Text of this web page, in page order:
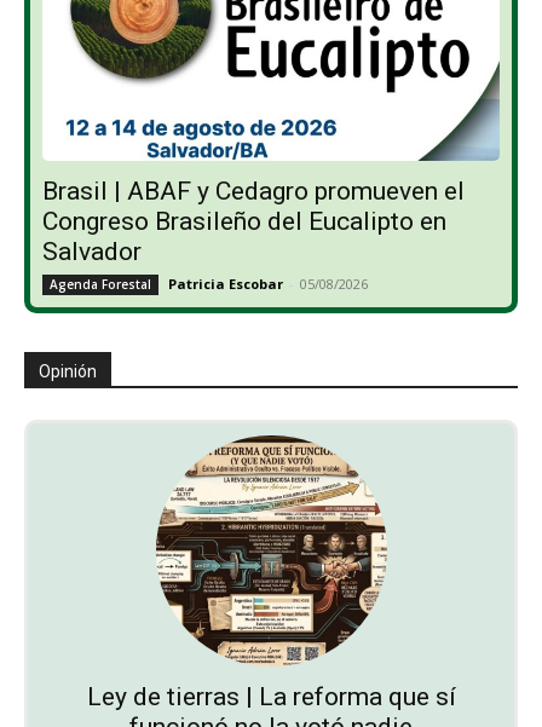
Brasil | ABAF y Cedagro promueven el
Congreso Brasileño del Eucalipto en
Salvador
Agenda Forestal Patricia Escobar - 05/08/2026
Opinión
Ley de tierras | La reforma que sí